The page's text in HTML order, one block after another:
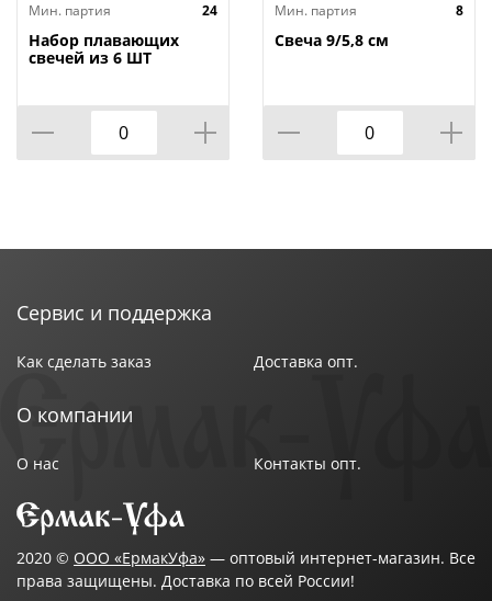
Мин. партия
24
Набор плавающих
свечей из 6 ШТ
Мин. партия
8
Свеча 9/5,8 см
Сервис и поддержка
Как сделать заказ Доставка опт.
О компании
О нас Контакты опт.
2020 © ООО «ЕрмакУфа» — оптовый интернет-магазин. Все
права защищены. Доставка по всей России!